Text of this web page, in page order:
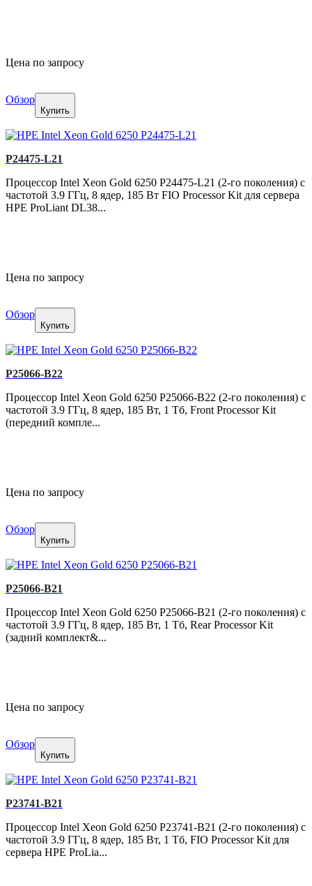
Цена по запросу
Обзор
Купить
P24475-L21
Процессор Intel Xeon Gold 6250 P24475-L21 (2-го поколения) с
частотой 3.9 ГГц, 8 ядер, 185 Вт FIO Processor Kit для сервера
HPE ProLiant DL38...
Цена по запросу
Обзор
Купить
P25066-B22
Процессор Intel Xeon Gold 6250 P25066-B22 (2-го поколения) с
частотой 3.9 ГГц, 8 ядер, 185 Вт, 1 Тб, Front Processor Kit
(передний компле...
Цена по запросу
Обзор
Купить
P25066-B21
Процессор Intel Xeon Gold 6250 P25066-B21 (2-го поколения) с
частотой 3.9 ГГц, 8 ядер, 185 Вт, 1 Тб, Rear Processor Kit
(задний комплект&...
Цена по запросу
Обзор
Купить
P23741-B21
Процессор Intel Xeon Gold 6250 P23741-B21 (2-го поколения) с
частотой 3.9 ГГц, 8 ядер, 185 Вт, 1 Тб, FIO Processor Kit для
сервера HPE ProLia...